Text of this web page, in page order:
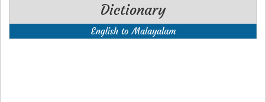
Dictionary
English to Malayalam